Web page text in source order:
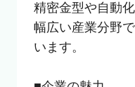
精密金型や自動
幅広い産業分野
います。